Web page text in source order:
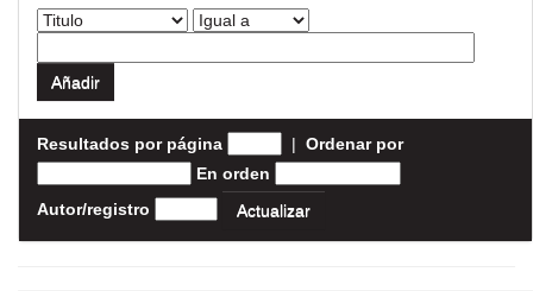
Resultados por página | Ordenar por
En orden
Autor/registro